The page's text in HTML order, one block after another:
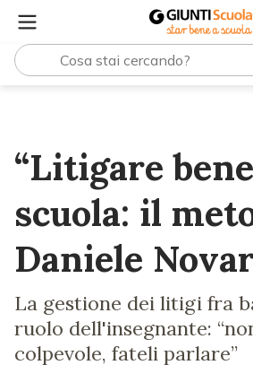
“Litigare
scuola: il
Daniele
La gestione dei litigi fra
ruolo dell'insegnante:
colpevole, fateli parlare”